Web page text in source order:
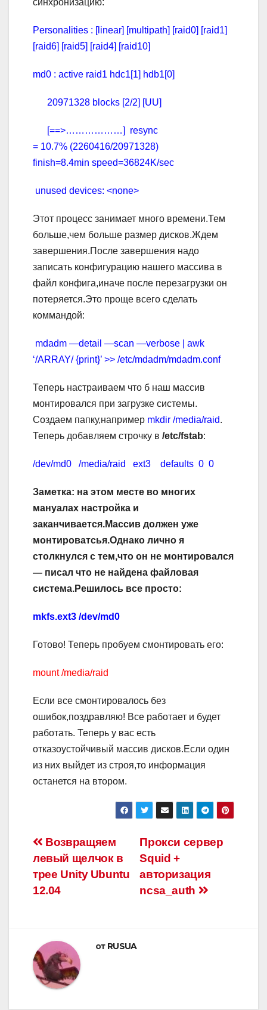
синхронизацию:
Personalities : [linear] [multipath] [raid0] [raid1]
[raid6] [raid5] [raid4] [raid10]
md0 : active raid1 hdс1[1] hdb1[0]
20971328 blocks [2/2] [UU]
[==>………………] resync
= 10.7% (2260416/20971328)
finish=8.4min speed=36824K/sec
unused devices: <none>
Этот процесс занимает много времени.Тем
больше,чем больше размер дисков.Ждем
завершения.После завершения надо
записать конфигурацию нашего массива в
файл конфига,иначе после перезагрузки он
потеряется.Это проще всего сделать
коммандой:
mdadm —detail —scan —verbose | awk
‘/ARRAY/ {print}’ >> /etc/mdadm/mdadm.conf
Теперь настраиваем что б наш массив
монтировался при загрузке системы.
Создаем папку,например mkdir /media/raid.
Теперь добавляем строчку в /etc/fstab:
/dev/md0 /media/raid ext3 defaults 0 0
Заметка: на этом месте во многих
мануалах настройка и
заканчивается.Массив должен уже
монтироватсья.Однако лично я
столкнулся с тем,что он не монтировался
— писал что не найдена файловая
система.Решилось все просто:
mkfs.ext3 /dev/md0
Готово! Теперь пробуем смонтировать его:
mount /media/raid
Если все смонтировалось без
ошибок,поздравляю! Все работает и будет
работать. Теперь у вас есть
отказоустойчивый массив дисков.Если один
из них выйдет из строя,то информация
останется на втором.
Навигация
по
записям
Прокси сервер
Squid +
авторизация
ncsa_auth
Возвращяем
левый щелчок в
трее Unity Ubuntu
12.04
от RUSUA